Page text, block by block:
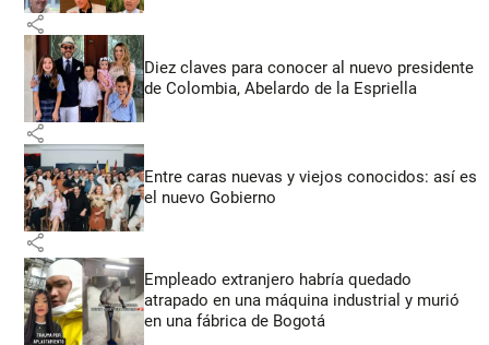
share
Diez claves para conocer al nuevo presidente
de Colombia, Abelardo de la Espriella
share
Entre caras nuevas y viejos conocidos: así es
el nuevo Gobierno
share
Empleado extranjero habría quedado
atrapado en una máquina industrial y murió
en una fábrica de Bogotá